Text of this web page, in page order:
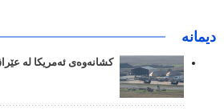
دیمانە
کشانەوەی ئەمریکا لە